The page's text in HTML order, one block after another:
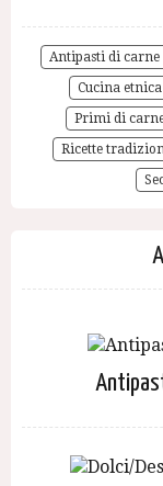
Antipasti di carne
Cucina etnica
Primi di
Ricette